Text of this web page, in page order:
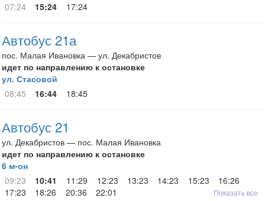
07:24
15:24 17:24
Автобус 21а
пос. Малая Ивановка — ул. Декабристов
идет по направлению к остановке
ул. Стасовой
08:45
16:44 18:45
Автобус 21
ул. Декабристов — пос. Малая Ивановка
идет по направлению к остановке
6 м-он
09:23
10:41 11:29 12:23 13:23 14:23 15:23
16:26
17:23
18:26 20:36 22:01 Показать все